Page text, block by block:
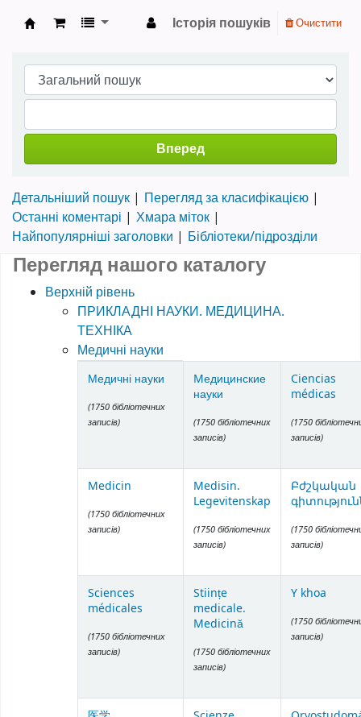
Історія пошуків Очистити
Вперед
Детальніший пошук
Перегляд за класифікацією
Останні коментарі
Хмара міток
Найпопулярніші заголовки
Бібліотеки/підрозділи
Перегляд нашого каталогу
Верхній рівень
ПРИКЛАДНІ НАУКИ. МЕДИЦИНА.
ТЕХНІКА
Медичні науки
Медичні науки
(1750 бібліотечних
записів)
Mедицинские
науки
(1750 бібліотечних
записів)
Ciencias
médicas
(1750
записів)
Medicin
(1750 бібліотечних
записів)
Medisin.
Legevitenskap
(1750 бібліотечних
записів)
Բժշկական
(1750
записів)
Sciences
médicales
(1750 бібліотечних
записів)
Stiințe
medicale.
Medicină
(1750 бібліотечних
записів)
Y khoa
(1750
записів)